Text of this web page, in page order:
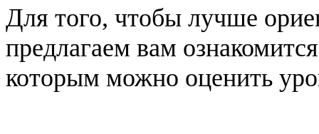
Для того, чтобы лучше
предлагаем вам
которым можно оценить